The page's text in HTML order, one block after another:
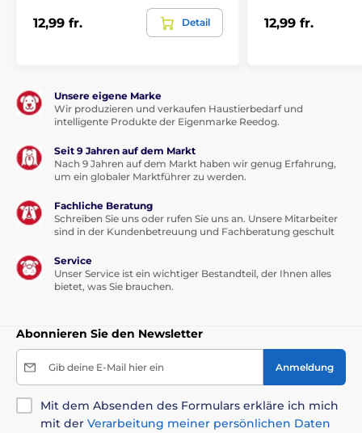
12,99 fr. Detail 12,99 fr.
Unsere eigene Marke
Wir produzieren und verkaufen Haustierbedarf und
intelligente Produkte der Eigenmarke Reedog.
Seit 9 Jahren auf dem Markt
Nach 9 Jahren auf dem Markt haben wir genug Erfahrung,
um ein globaler Marktführer zu werden.
Fachliche Beratung
Schreiben Sie uns oder rufen Sie uns an. Unsere Mitarbeiter
sind in der Kundenbetreuung und Fachberatung geschult
Service
Unser Service ist ein wichtiger Bestandteil, der Ihnen alles
bietet, was Sie brauchen.
Abonnieren Sie den Newsletter
Gib deine E-Mail hier ein Anmeldung
Mit dem Absenden des Formulars erkläre ich mich
mit der Verarbeitung meiner persönlichen Daten